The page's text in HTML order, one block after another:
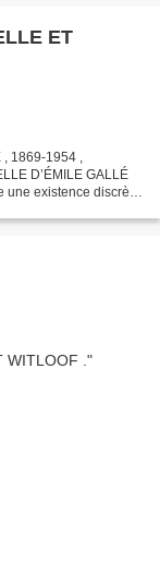
ET
1869-1954 ,
D’ÉMILE GALLÉ
existence discrète